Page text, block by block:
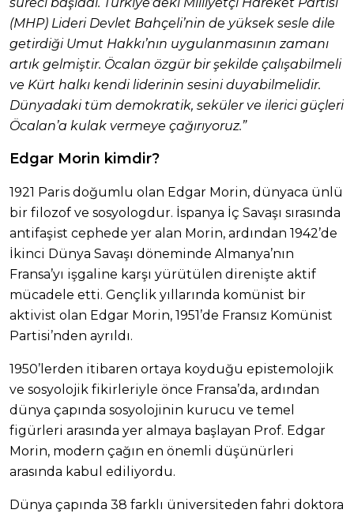
(MHP) Lideri Devlet Bahçeli’nin de yüksek sesle dile
getirdiği Umut Hakkı’nın uygulanmasının zamanı
artık gelmiştir. Öcalan özgür bir şekilde çalışabilmeli
ve Kürt halkı kendi liderinin sesini duyabilmelidir.
Dünyadaki tüm demokratik, seküler ve ilerici güçleri
Öcalan’a kulak vermeye çağırıyoruz.”
Edgar Morin kimdir?
1921 Paris doğumlu olan Edgar Morin, dünyaca ünlü
bir filozof ve sosyologdur. İspanya İç Savaşı sırasında
antifaşist cephede yer alan Morin, ardından 1942’de
İkinci Dünya Savaşı döneminde Almanya’nın
Fransa’yı işgaline karşı yürütülen direnişte aktif
mücadele etti. Gençlik yıllarında komünist bir
aktivist olan Edgar Morin, 1951’de Fransız Komünist
Partisi’nden ayrıldı.
1950’lerden itibaren ortaya koyduğu epistemolojik
ve sosyolojik fikirleriyle önce Fransa’da, ardından
dünya çapında sosyolojinin kurucu ve temel
figürleri arasında yer almaya başlayan Prof. Edgar
Morin, modern çağın en önemli düşünürleri
arasında kabul ediliyordu.
Dünya çapında 38 farklı üniversiteden fahri doktora